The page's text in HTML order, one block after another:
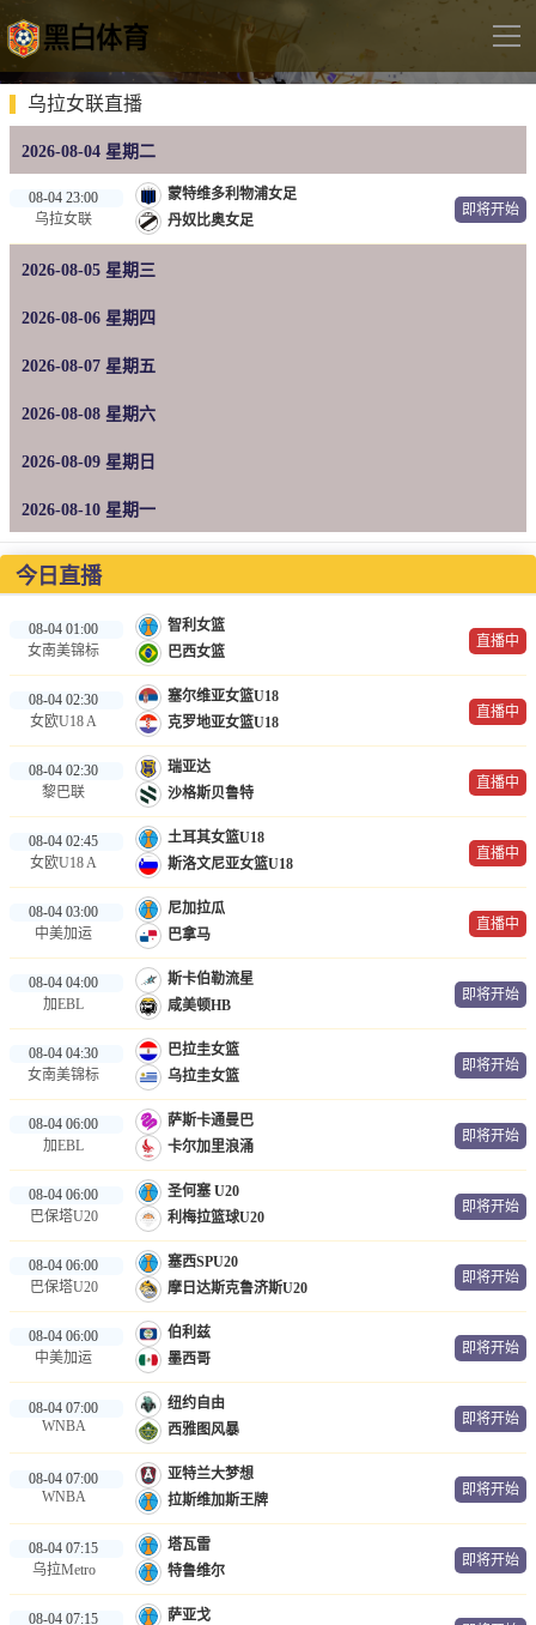
导
首页
足球直播
英超
德甲
西甲
意甲
世界杯
欧冠杯
中超
篮球直播
CBA
录像
足球录像
篮球录像
新闻
足球新闻
篮球新闻
乌拉女联直播
2026-08-04 星期二
08-04 23:00
乌拉女联
蒙特维多利物浦女足
丹奴比奥女足
即将开始
2026-08-05 星期三
2026-08-06 星期四
2026-08-07 星期五
2026-08-08 星期六
2026-08-09 星期日
2026-08-10 星期一
今日直播
08-04 01:00
女南美锦标
智利女篮
巴西女篮
直播中
08-04 02:30
女欧U18 A
塞尔维亚女篮U18
克罗地亚女篮U18
直播中
08-04 02:30
黎巴联
瑞亚达
沙格斯贝鲁特
直播中
08-04 02:45
女欧U18 A
土耳其女篮U18
斯洛文尼亚女篮U18
直播中
08-04 03:00
中美加运
尼加拉瓜
巴拿马
直播中
08-04 04:00
加EBL
斯卡伯勒流星
咸美顿HB
即将开始
08-04 04:30
女南美锦标
巴拉圭女篮
乌拉圭女篮
即将开始
08-04 06:00
加EBL
萨斯卡通曼巴
卡尔加里浪涌
即将开始
08-04 06:00
巴保塔U20
圣何塞 U20
利梅拉篮球U20
即将开始
08-04 06:00
巴保塔U20
塞西SPU20
摩日达斯克鲁济斯U20
即将开始
08-04 06:00
中美加运
伯利兹
墨西哥
即将开始
08-04 07:00
WNBA
纽约自由
西雅图风暴
即将开始
08-04 07:00
WNBA
亚特兰大梦想
拉斯维加斯王牌
即将开始
08-04 07:15
乌拉Metro
塔瓦雷
特鲁维尔
即将开始
08-04 07:15
萨亚戈